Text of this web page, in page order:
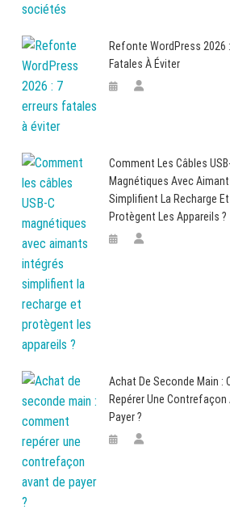
Refonte WordPress 2026
Fatales À Éviter
Comment Les Câbles
Magnétiques Avec
Simplifient La Recharge Et
Protègent Les Appareils ?
Achat De Seconde Main :
Repérer Une Contrefaçon
Payer ?